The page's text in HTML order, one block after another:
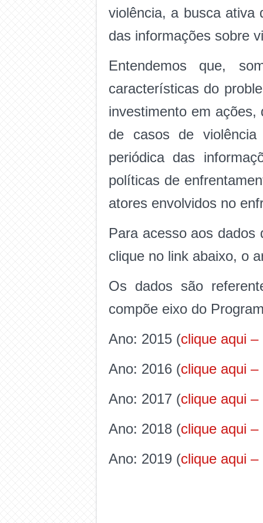
violência, a busca ativa
das informações sobre
Entendemos que,
características do
investimento em
de casos de
periódica das
políticas de
atores envolvidos no
Para acesso aos
clique no link abaixo, o
Os dados são
compõe eixo do
Ano: 2015 (clique aqui –
Ano: 2016 (clique aqui –
Ano: 2017 (clique aqui –
Ano: 2018 (clique aqui –
Ano: 2019 (clique aqui –